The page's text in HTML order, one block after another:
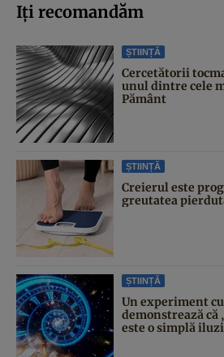
Iți recomandăm
ȘTIINȚĂ
Cercetătorii
unul dintre cele
Pământ
ȘTIINȚĂ
Creierul este
greutatea
ȘTIINȚĂ
Un experiment
demonstrează
este o simplă